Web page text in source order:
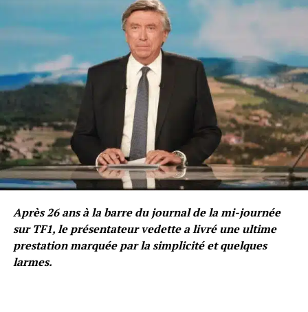
Après 26 ans à la barre du journal de la mi-journée
sur TF1, le présentateur vedette a livré une ultime
prestation marquée par la simplicité et quelques
larmes.